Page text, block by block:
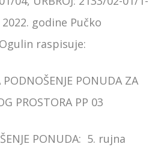
godine Pučko
raspisuje:
PONUDA ZA
PROSTORA PP 03
PONUDA: 5. rujna